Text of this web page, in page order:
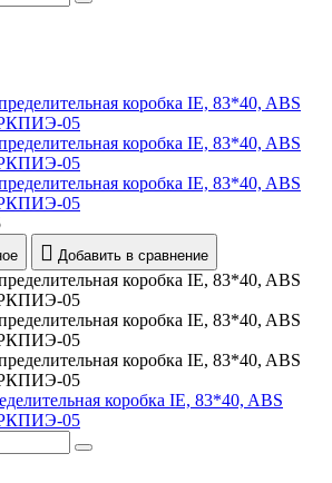
Добавить в сравнение
коробка IE, 83*40, ABS
РКПИЭ-05